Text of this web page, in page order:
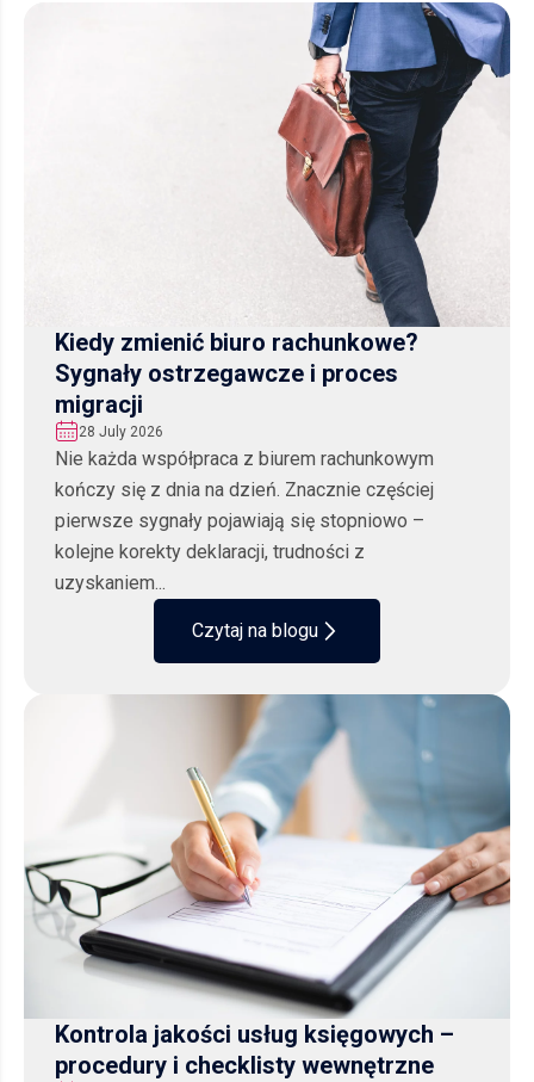
Kiedy zmienić biuro rachunkowe?
Sygnały ostrzegawcze i proces
migracji
28 July 2026
Nie każda współpraca z biurem rachunkowym
kończy się z dnia na dzień. Znacznie częściej
pierwsze sygnały pojawiają się stopniowo –
kolejne korekty deklaracji, trudności z
uzyskaniem...
Czytaj na blogu
Kontrola jakości usług księgowych –
procedury i checklisty wewnętrzne